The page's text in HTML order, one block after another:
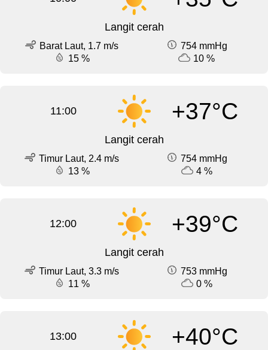
Langit cerah
Barat Laut, 1.7 m/s
754 mmHg
15 %
10 %
11:00 +37°C
Langit cerah
Timur Laut, 2.4 m/s
754 mmHg
13 %
4 %
12:00 +39°C
Langit cerah
Timur Laut, 3.3 m/s
753 mmHg
11 %
0 %
13:00 +40°C